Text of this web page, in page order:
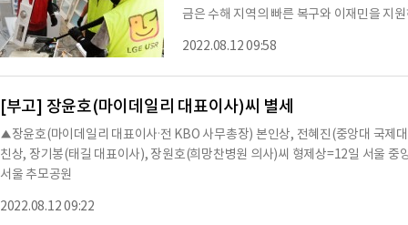
금은 수해 지역의 빠른 복구와 이재민을 지
도록 피해를 조속히 복구하는데 조금이나마
수 가전 무상 수리, 무선 통신 서비스 지원
2022.08.12 09:58
[부고] 장윤호(마이데일리 대표이사)씨 별세
▲장윤호(마이데일리 대표이사·전 KBO 사무총장) 본인상, 전혜진(중앙대 국제
친상, 장기봉(태길 대표이사), 장원호(희망찬병원 의사)씨 형제상=12일 서울
서울 추모공원
2022.08.12 09:22